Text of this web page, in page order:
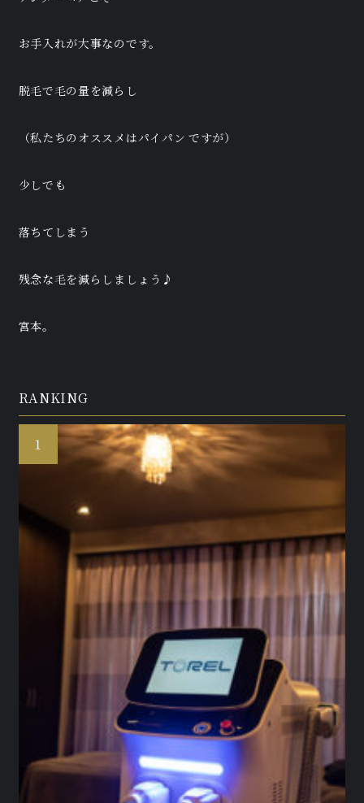
お手入れが大事なのです。
脱毛で毛の量を減らし
（私たちのオススメはパイパン ですが）
少しでも
落ちてしまう
残念な毛を減らしましょう♪
宮本。
RANKING